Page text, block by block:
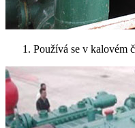
1. Používá se v kalovém